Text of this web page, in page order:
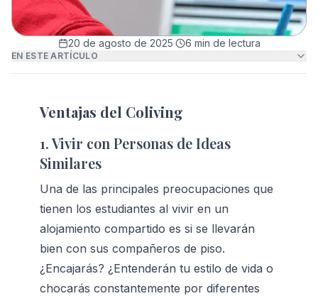
20 de agosto de 2025· 6 min de lectura
Ventajas del Coliving
1. Vivir con Personas de Ideas
Similares
Una de las principales preocupaciones que
tienen los estudiantes al vivir en un
alojamiento compartido es si se llevarán
bien con sus compañeros de piso.
¿Encajarás? ¿Entenderán tu estilo de vida o
chocarás constantemente por diferentes
EN ESTE ARTÍCULO